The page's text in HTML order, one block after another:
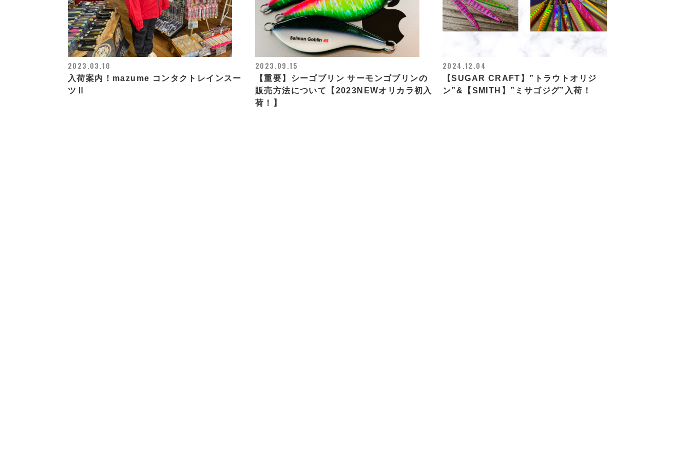
2023.03.10
入荷案内！mazume コンタクトレインスー
ツⅡ
2023.09.15
【重要】シーゴブリン サーモンゴブリンの
販売方法について【2023NEWオリカラ初入
荷！】
2024.12.04
【SUGAR CRAFT】”トラウトオリジ
ン”&【SMITH】”ミサゴジグ”入荷！